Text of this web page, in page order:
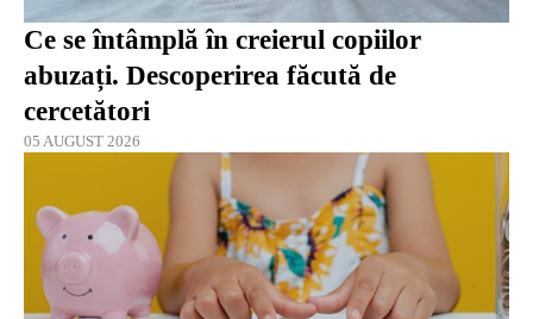
Ce se întâmplă în creierul copiilor
abuzați. Descoperirea făcută de
cercetători
05 AUGUST 2026